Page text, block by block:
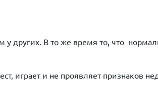
других. В то же время то, что
играет и не проявляет признаков